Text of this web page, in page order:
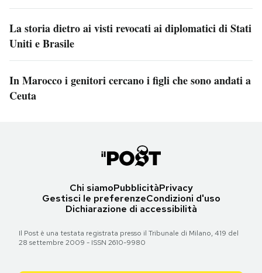
La storia dietro ai visti revocati ai diplomatici di Stati
Uniti e Brasile
In Marocco i genitori cercano i figli che sono andati a
Ceuta
Chi siamoPubblicitàPrivacy
Gestisci le preferenzeCondizioni d'uso
Dichiarazione di accessibilità
Il Post è una testata registrata presso il Tribunale di Milano, 419 del
28 settembre 2009 - ISSN 2610-9980